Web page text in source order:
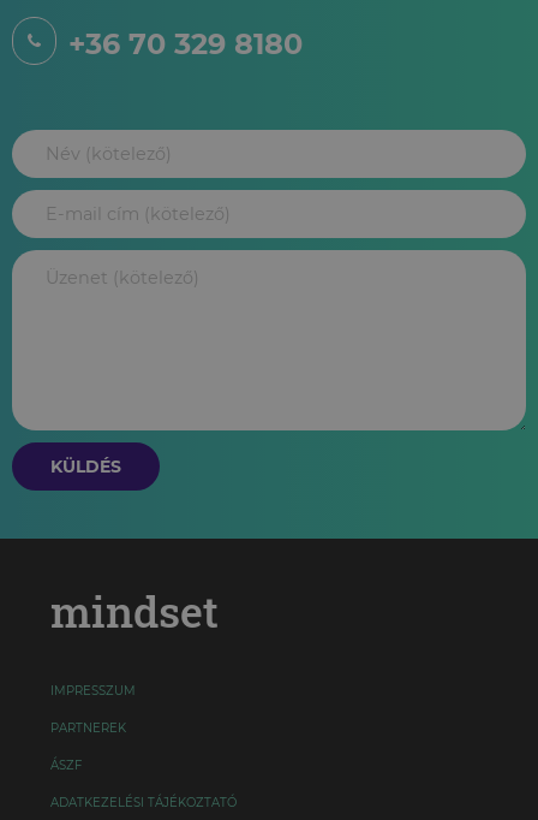
+36 70 329 8180
KÜLDÉS
mindset
IMPRESSZUM
PARTNEREK
ÁSZF
ADATKEZELÉSI TÁJÉKOZTATÓ